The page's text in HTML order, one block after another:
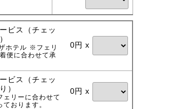
ビス（チェッ
ホテル ※フェリ
便に合わせて承
0円 x
ビス（チェッ
）
ェリーに合わせて
おります。
0円 x